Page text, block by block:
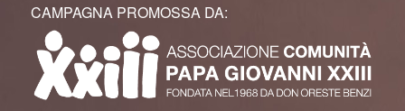
CAMPAGNA PROMOSSA DA: